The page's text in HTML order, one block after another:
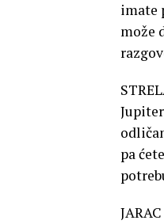
imate
može
pa